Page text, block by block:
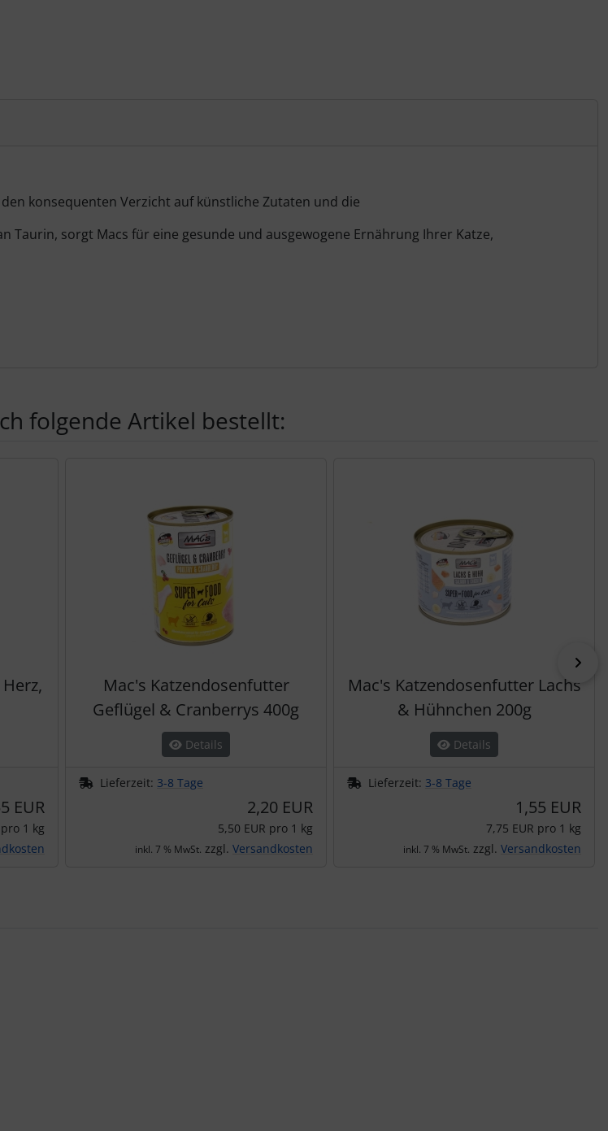
konsequenten Verzicht auf künstliche Zutaten und die
sorgt Macs für eine gesunde und ausgewogene Ernährung Ihrer Katze,
folgende Artikel bestellt:
EUR
1 kg
Mac's Katzendosenfutter
Geflügel & Cranberrys 400g
Details
Lieferzeit: 3-8 Tage
2,20 EUR
5,50 EUR pro 1 kg
inkl. 7 % MwSt. zzgl. Versandkosten
Mac's Katzendosenfutter Lachs
& Hühnchen 200g
Details
Lieferzeit: 3-8 Tage
1,55 EUR
7,75 EUR pro 1 kg
inkl. 7 % MwSt. zzgl. Versandkosten